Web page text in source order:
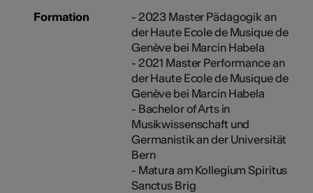
Formation
- 2023 Master Pädagogik an
der Haute Ecole de Musique de
Genève bei Marcin Habela
- 2021 Master Performance an
der Haute Ecole de Musique de
Genève bei Marcin Habela
- Bachelor of Arts in
Musikwissenschaft und
Germanistik an der Universität
Bern
- Matura am Kollegium Spiritus
Sanctus Brig